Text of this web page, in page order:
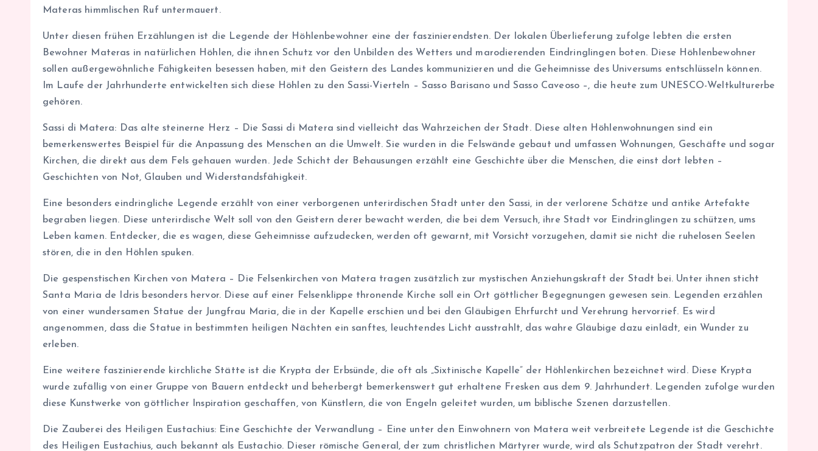
Materas himmlischen Ruf untermauert.
Unter diesen frühen Erzählungen ist die Legende der Höhlenbewohner eine der faszinierendsten. Der lokalen Überlieferung zufolge lebten die ersten
Bewohner Materas in natürlichen Höhlen, die ihnen Schutz vor den Unbilden des Wetters und marodierenden Eindringlingen boten. Diese Höhlenbewohner
sollen außergewöhnliche Fähigkeiten besessen haben, mit den Geistern des Landes kommunizieren und die Geheimnisse des Universums entschlüsseln können.
Im Laufe der Jahrhunderte entwickelten sich diese Höhlen zu den Sassi-Vierteln – Sasso Barisano und Sasso Caveoso –, die heute zum UNESCO-Weltkulturerbe
gehören.
Sassi di Matera: Das alte steinerne Herz – Die Sassi di Matera sind vielleicht das Wahrzeichen der Stadt. Diese alten Höhlenwohnungen sind ein
bemerkenswertes Beispiel für die Anpassung des Menschen an die Umwelt. Sie wurden in die Felswände gebaut und umfassen Wohnungen, Geschäfte und sogar
Kirchen, die direkt aus dem Fels gehauen wurden. Jede Schicht der Behausungen erzählt eine Geschichte über die Menschen, die einst dort lebten –
Geschichten von Not, Glauben und Widerstandsfähigkeit.
Eine besonders eindringliche Legende erzählt von einer verborgenen unterirdischen Stadt unter den Sassi, in der verlorene Schätze und antike Artefakte
begraben liegen. Diese unterirdische Welt soll von den Geistern derer bewacht werden, die bei dem Versuch, ihre Stadt vor Eindringlingen zu schützen, ums
Leben kamen. Entdecker, die es wagen, diese Geheimnisse aufzudecken, werden oft gewarnt, mit Vorsicht vorzugehen, damit sie nicht die ruhelosen Seelen
stören, die in den Höhlen spuken.
Die gespenstischen Kirchen von Matera – Die Felsenkirchen von Matera tragen zusätzlich zur mystischen Anziehungskraft der Stadt bei. Unter ihnen sticht
Santa Maria de Idris besonders hervor. Diese auf einer Felsenklippe thronende Kirche soll ein Ort göttlicher Begegnungen gewesen sein. Legenden erzählen
von einer wundersamen Statue der Jungfrau Maria, die in der Kapelle erschien und bei den Gläubigen Ehrfurcht und Verehrung hervorrief. Es wird
angenommen, dass die Statue in bestimmten heiligen Nächten ein sanftes, leuchtendes Licht ausstrahlt, das wahre Gläubige dazu einlädt, ein Wunder zu
erleben.
Eine weitere faszinierende kirchliche Stätte ist die Krypta der Erbsünde, die oft als „Sixtinische Kapelle” der Höhlenkirchen bezeichnet wird. Diese Krypta
wurde zufällig von einer Gruppe von Bauern entdeckt und beherbergt bemerkenswert gut erhaltene Fresken aus dem 9. Jahrhundert. Legenden zufolge wurden
diese Kunstwerke von göttlicher Inspiration geschaffen, von Künstlern, die von Engeln geleitet wurden, um biblische Szenen darzustellen.
Die Zauberei des Heiligen Eustachius: Eine Geschichte der Verwandlung – Eine unter den Einwohnern von Matera weit verbreitete Legende ist die Geschichte
des Heiligen Eustachius, auch bekannt als Eustachio. Dieser römische General, der zum christlichen Märtyrer wurde, wird als Schutzpatron der Stadt verehrt.